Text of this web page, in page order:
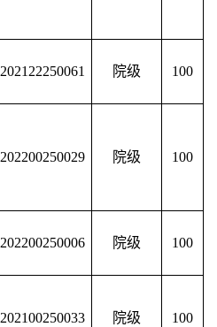
202122250061 院级 100
202200250029 院级 100
202200250006 院级 100
202100250033 院级 100